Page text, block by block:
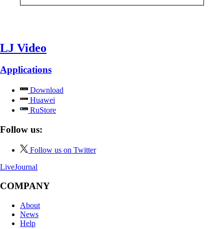
LJ Video
Applications
Download
Huawei
RuStore
Follow us:
Follow us on Twitter
LiveJournal
COMPANY
About
News
Help